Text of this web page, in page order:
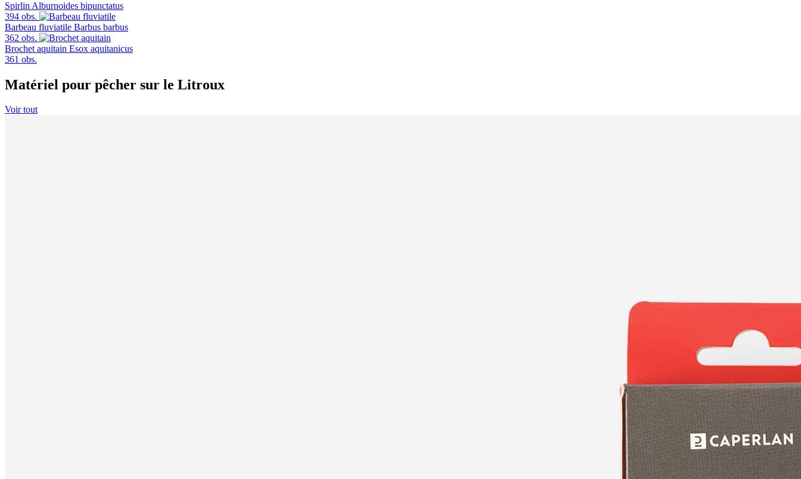
Spirlin Alburnoides bipunctatus
394 obs.
Barbeau fluviatile Barbus barbus
362 obs.
Brochet aquitain Esox aquitanicus
361 obs.
Matériel pour pêcher sur le Litroux
Voir tout